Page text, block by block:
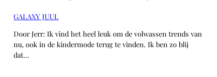
GALAXY JUUL
Door Jerr: Ik vind het heel leuk om de volwassen trends van
nu, ook in de kindermode terug te vinden. Ik ben zo blij
dat…